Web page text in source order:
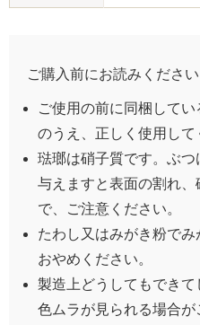
ご購入前にお読みください
ご使用の前に同梱して
のうえ、正しく使用して
琺瑯は硝子質です。ぶ
与えますと表面の割れ
で、ご注意ください。
たわし又はみがき粉でみ
おやめください。
製造上どうしてもできて
色ムラが見られる場合